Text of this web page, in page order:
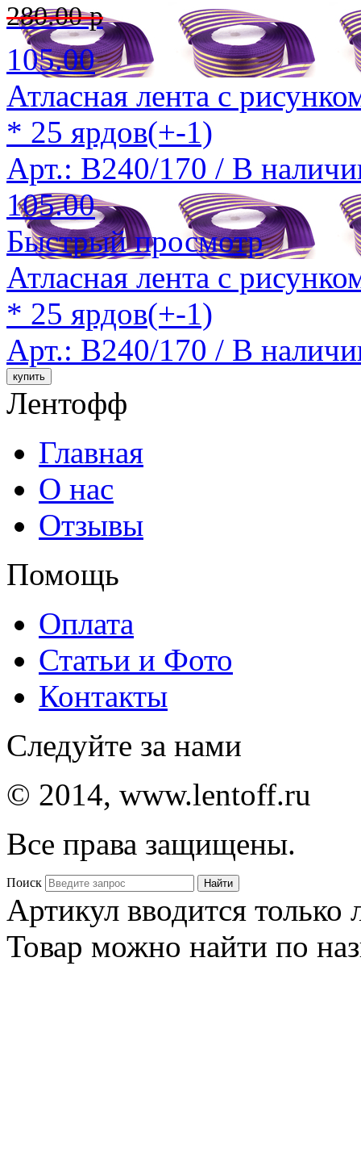
280.00 р
105.00
Атласная лента с
* 25 ярдов(+-1)
Арт.: B240/170 / В
105.00
Быстрый просмотр
Атласная лента с
* 25 ярдов(+-1)
Арт.: B240/170 / В
Лентофф
Главная
О нас
Отзывы
Помощь
Оплата
Статьи и Фото
Контакты
Следуйте за нами
© 2014, www.lentoff.ru
Все права защищены.
Поиск
Артикул вводится
Товар можно найти по